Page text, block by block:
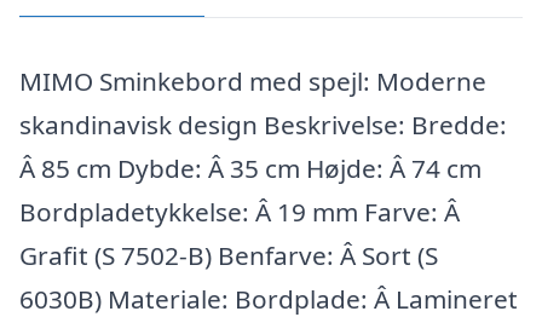
MIMO Sminkebord med spejl: Moderne
skandinavisk design Beskrivelse: Bredde:
Â 85 cm Dybde: Â 35 cm Højde: Â 74 cm
Bordpladetykkelse: Â 19 mm Farve: Â
Grafit (S 7502-B) Benfarve: Â Sort (S
6030B) Materiale: Bordplade: Â Lamineret